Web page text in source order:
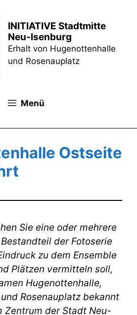
INITIATIVE Stadtmitte
Neu-Isenburg
Erhalt von Hugenottenhalle
und Rosenauplatz
Menü
Ostseite
Sie eine oder mehrere
der Fotoserie
zu dem Ensemble
Plätzen vermitteln soll,
Hugenottenhalle,
Rosenauplatz bekannt
Zentrum der Stadt Neu-